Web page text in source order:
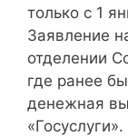
только с 1
Заявление
отделении
где ранее
денежная